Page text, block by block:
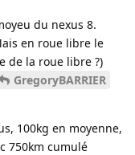
du nexus 8.
en roue libre le
de la roue libre ?)
GregoryBARRIER
100kg en moyenne,
750km cumulé